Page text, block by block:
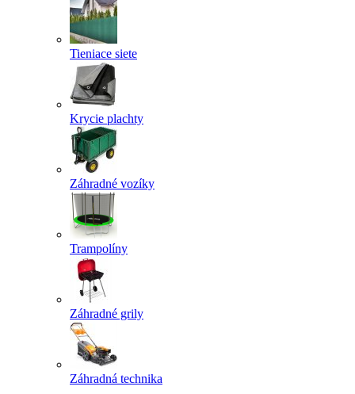
Tieniace siete
Krycie plachty
Záhradné vozíky
Trampolíny
Záhradné grily
Záhradná technika